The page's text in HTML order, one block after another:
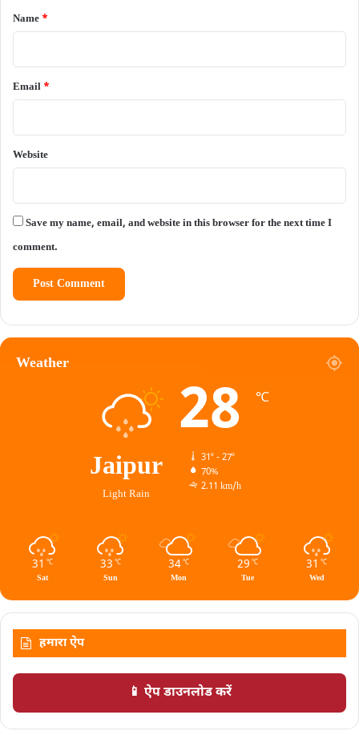
*
Name *
Email *
Website
Save my name, email, and website in this browser for the next time I
comment.
Weather
Jaipur
Light Rain
28 ℃
31º - 27º
70%
2.11 km/h
31 ℃
Sat
33 ℃
Sun
34 ℃
Mon
29 ℃
Tue
31 ℃
Wed
हमारा ऐप
📱 ऐप डाउनलोड करें